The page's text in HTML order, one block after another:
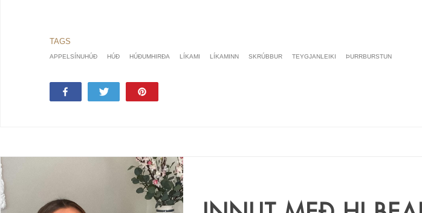
APPELSÍNUHÚÐ HÚÐ HÚÐUMHIRÐA LÍKAMI LÍKAMINN SKRÚBBUR TEYGJANLEIKI ÞURRBURSTUN
Share Tweet